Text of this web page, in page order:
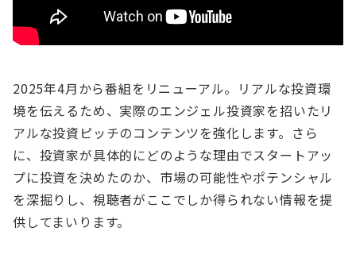
2025年4月から番組をリニューアル。リアルな投資環
境を伝えるため、実際のエンジェル投資家を招いたリ
アルな投資ピッチのコンテンツを強化します。さら
に、投資家が具体的にどのような理由でスタートアッ
プに投資を決めたのか、市場の可能性やポテンシャル
を深掘りし、視聴者がここでしか得られない情報を提
供してまいります。